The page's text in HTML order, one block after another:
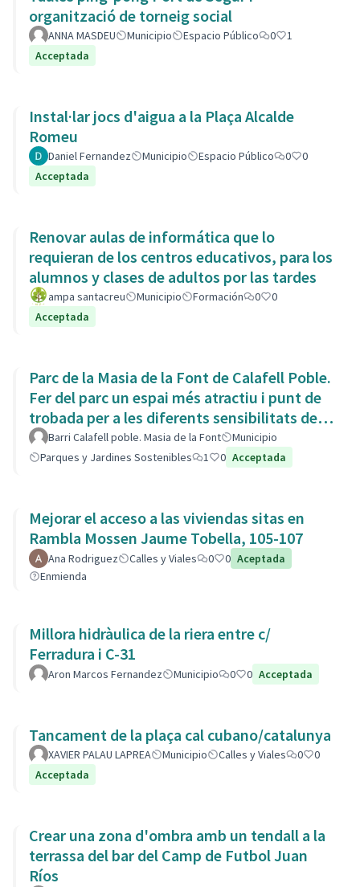
organització de torneig social
ANNA MASDEU Municipio Espacio Público 0
1
Acceptada
Instal·lar jocs d'aigua a la Plaça Alcalde
Romeu
Daniel Fernandez Municipio Espacio Público 0
0
Acceptada
Renovar aulas de informática que lo
requieran de los centros educativos, para los
alumnos y clases de adultos por las tardes
ampa santacreu Municipio Formación 0
0
Acceptada
Parc de la Masia de la Font de Calafell Poble.
Fer del parc un espai més atractiu i punt de
trobada per a les diferents sensibilitats del
barri.Barri Calafell poble. Masia de la Font
Municipio
Parques y Jardines Sostenibles
1 0 Acceptada
Mejorar el acceso a las viviendas sitas en
Rambla Mossen Jaume Tobella, 105-107
Ana Rodriguez Calles y Viales 0 0 Aceptada
Enmienda
Millora hidràulica de la riera entre c/
Ferradura i C-31
Aron Marcos Fernandez Municipio 0 0 Acceptada
Tancament de la plaça cal cubano/catalunya
XAVIER PALAU LAPREA Municipio Calles y Viales 0
0
Acceptada
Crear una zona d'ombra amb un tendall a la
terrassa del bar del Camp de Futbol Juan
Ríos